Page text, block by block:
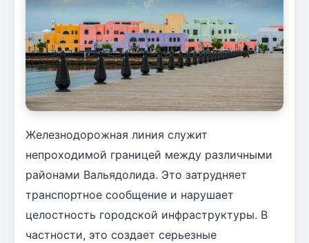
Железнодорожная линия служит
непроходимой границей между различными
районами Вальядолида. Это затрудняет
транспортное сообщение и нарушает
целостность городской инфраструктуры. В
частности, это создает серьезные